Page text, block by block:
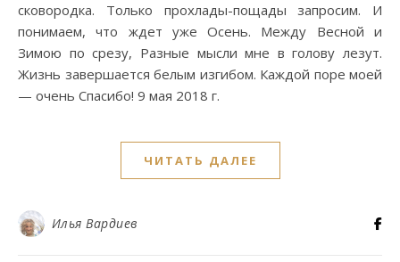
сковородка. Только прохлады-пощады запросим. И
понимаем, что ждет уже Осень. Между Весной и
Зимою по срезу, Разные мысли мне в голову лезут.
Жизнь завершается белым изгибом. Каждой поре моей
— очень Спасибо! 9 мая 2018 г.
ЧИТАТЬ ДАЛЕЕ
Илья Вардиев